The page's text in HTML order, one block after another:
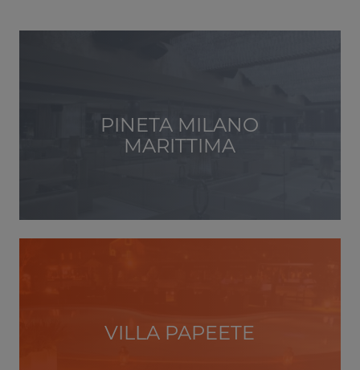
PINETA MILANO
MARITTIMA
VILLA PAPEETE